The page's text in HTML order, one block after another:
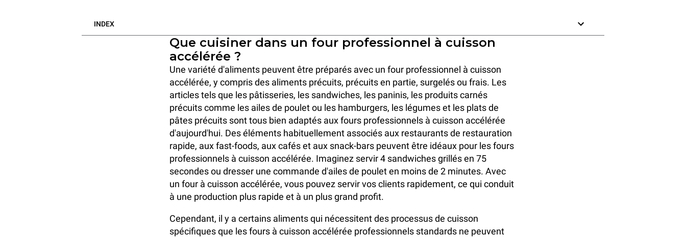
INDEX
Que cuisiner dans un four professionnel à cuisson
accélérée ?
Une variété d'aliments peuvent être préparés avec un four professionnel à cuisson
accélérée, y compris des aliments précuits, précuits en partie, surgelés ou frais. Les
articles tels que les pâtisseries, les sandwiches, les paninis, les produits carnés
précuits comme les ailes de poulet ou les hamburgers, les légumes et les plats de
pâtes précuits sont tous bien adaptés aux fours professionnels à cuisson accélérée
d'aujourd'hui. Des éléments habituellement associés aux restaurants de restauration
rapide, aux fast-foods, aux cafés et aux snack-bars peuvent être idéaux pour les fours
professionnels à cuisson accélérée. Imaginez servir 4 sandwiches grillés en 75
secondes ou dresser une commande d'ailes de poulet en moins de 2 minutes. Avec
un four à cuisson accélérée, vous pouvez servir vos clients rapidement, ce qui conduit
à une production plus rapide et à un plus grand profit.
Cependant, il y a certains aliments qui nécessitent des processus de cuisson
spécifiques que les fours à cuisson accélérée professionnels standards ne peuvent